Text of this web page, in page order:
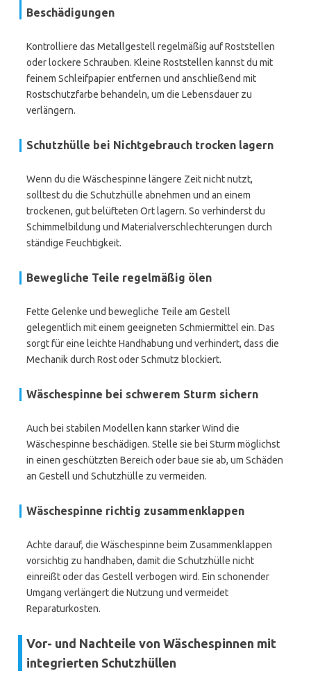
Beschädigungen
Kontrolliere das Metallgestell regelmäßig auf Roststellen
oder lockere Schrauben. Kleine Roststellen kannst du mit
feinem Schleifpapier entfernen und anschließend mit
Rostschutzfarbe behandeln, um die Lebensdauer zu
verlängern.
Schutzhülle bei Nichtgebrauch trocken lagern
Wenn du die Wäschespinne längere Zeit nicht nutzt,
solltest du die Schutzhülle abnehmen und an einem
trockenen, gut belüfteten Ort lagern. So verhinderst du
Schimmelbildung und Materialverschlechterungen durch
ständige Feuchtigkeit.
Bewegliche Teile regelmäßig ölen
Fette Gelenke und bewegliche Teile am Gestell
gelegentlich mit einem geeigneten Schmiermittel ein. Das
sorgt für eine leichte Handhabung und verhindert, dass die
Mechanik durch Rost oder Schmutz blockiert.
Wäschespinne bei schwerem Sturm sichern
Auch bei stabilen Modellen kann starker Wind die
Wäschespinne beschädigen. Stelle sie bei Sturm möglichst
in einen geschützten Bereich oder baue sie ab, um Schäden
an Gestell und Schutzhülle zu vermeiden.
Wäschespinne richtig zusammenklappen
Achte darauf, die Wäschespinne beim Zusammenklappen
vorsichtig zu handhaben, damit die Schutzhülle nicht
einreißt oder das Gestell verbogen wird. Ein schonender
Umgang verlängert die Nutzung und vermeidet
Reparaturkosten.
Vor- und Nachteile von Wäschespinnen mit
integrierten Schutzhüllen